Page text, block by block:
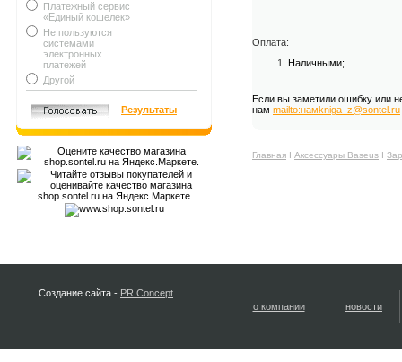
Платежный сервис
«Единый кошелек»
Не пользуются
системами
электронных
платежей
Другой
Результаты
Оплата:
Наличными;
Если вы заметили ошибку или
нам mailto:намkniga_z@sontel.ru
Главная Ι Аксессуары Baseus Ι
Создание сайта - PR Concept
о компании
новости